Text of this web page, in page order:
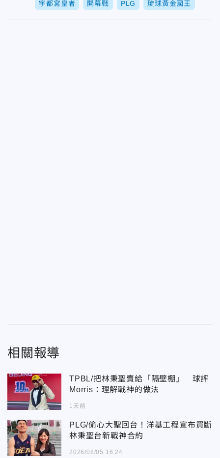
宇都宮皇者 開幕戰 PLG 琉球黃金國王
相關報導
TPBL/把林秉聖賣給「隔壁棚」 球評
Morris：理解戰神的做法
1天前
PLG/偷心大聖回台！洋基工程宣布買斷
林秉聖台新戰神合約
2026/08/05 16:24